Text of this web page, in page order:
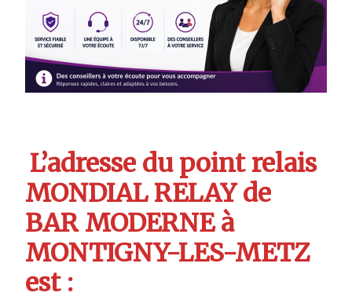
L’adresse du point relais
MONDIAL RELAY de
BAR MODERNE à
MONTIGNY-LES-METZ
est :